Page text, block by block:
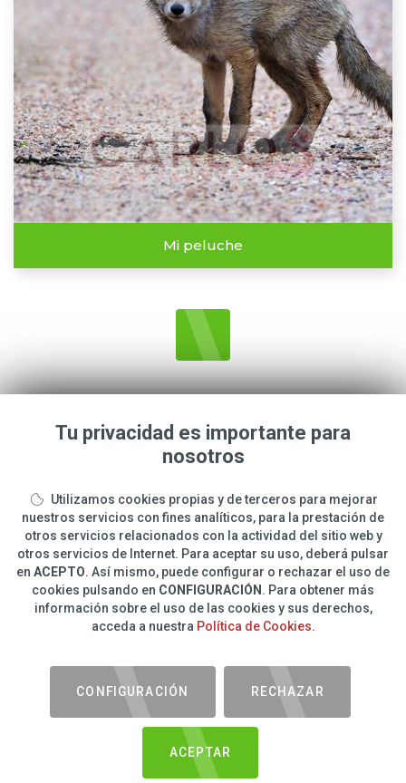
Mi peluche
IVA INC.
info@carlosphotonature.com
650 977 988
Nature Photography
Tienda Online
Carlos Photo Nature © 2026. All Rights Reserved.
Tu privacidad es importante para
nosotros
Utilizamos cookies propias y de terceros para mejorar
nuestros servicios con fines analíticos, para la prestación de
otros servicios relacionados con la actividad del sitio web y
otros servicios de Internet. Para aceptar su uso, deberá pulsar
en ACEPTO. Así mismo, puede configurar o rechazar el uso de
cookies pulsando en CONFIGURACIÓN . Para obtener más
información sobre el uso de las cookies y sus derechos,
acceda a nuestra Política de Cookies.
CONFIGURACIÓN RECHAZAR
ACEPTAR